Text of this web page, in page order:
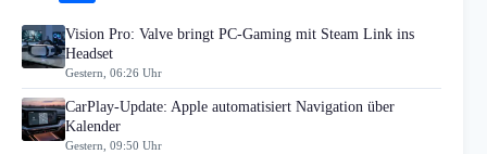
Vision Pro: Valve bringt PC-Gaming mit Steam Link ins
Headset
Gestern, 06:26 Uhr
CarPlay-Update: Apple automatisiert Navigation über
Kalender
Gestern, 09:50 Uhr